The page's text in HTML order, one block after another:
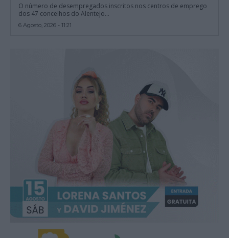
O número de desempregados inscritos nos centros de emprego
dos 47 concelhos do Alentejo...
6 Agosto, 2026 - 11:21